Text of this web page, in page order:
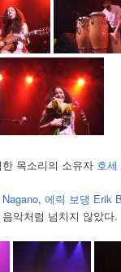
목소리의 소유자 호
,에릭 보댕 Erik
악처럼 넘치지 않았다.